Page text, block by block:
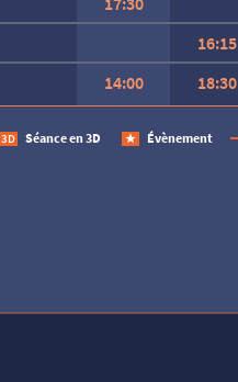
16:15
14:00
18:30
3D Séance en 3D Évènement